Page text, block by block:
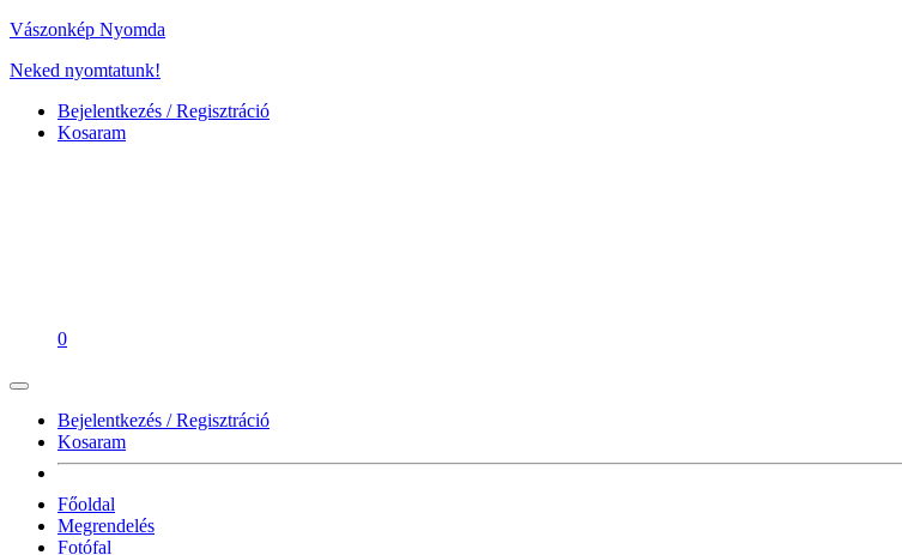
Vászonkép Nyomda
Neked nyomtatunk!
Bejelentkezés / Regisztráció
Kosaram
0
Bejelentkezés / Regisztráció
Kosaram
Főoldal
Megrendelés
Fotófal